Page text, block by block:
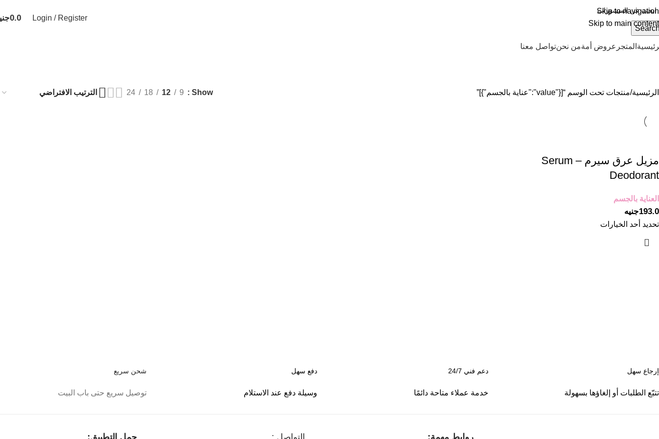
Skip to navigation
Skip to main content
Login / Register
0.0
المتجر عروض أمةمن نحنتواصل معنا
الرئيسية منتجات تحت الوسم “[{"value":"عناية بالجسم"}]” Show
9
12
18
24
مزيل عرق سيرم – Serum
Deodorant
العناية بالجسم
193.0جنيه
تحديد أحد الخيارات
شحن سريع
توصيل سريع حتى باب البيت
دفع سهل
وسيلة دفع عند الاستلام
دعم فني 24/7
خدمة عملاء متاحة دائمًا
إرجاع سهل
تتبّع الطلبات أو إلغاؤها بسهولة
حمل التطبيق: التواصل : روابط مهمة: